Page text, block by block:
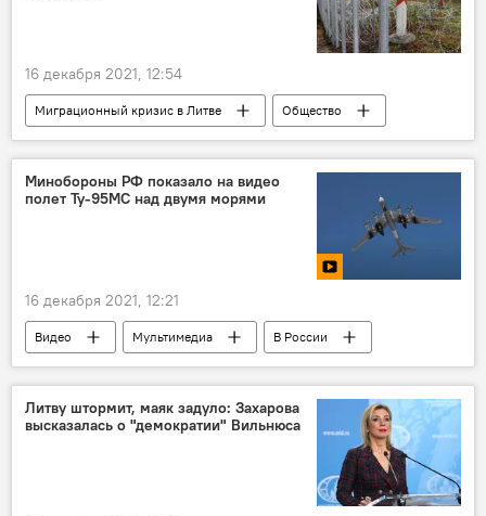
16 декабря 2021, 12:54
Миграционный кризис в Литве
Общество
Литва
мигранты
миграция
Служба охраны государственной границы (СОГГ)
Белоруссия
Минобороны РФ показало на видео
полет Ту-95МС над двумя морями
16 декабря 2021, 12:21
Видео Мультимедиа
В России
Россия
полеты
ВКС РФ
Литву штормит, маяк задуло: Захарова
высказалась о "демократии" Вильнюса